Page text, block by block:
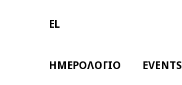
EL
ΗΜΕΡΟΛΟΓΙΟ EVENTS